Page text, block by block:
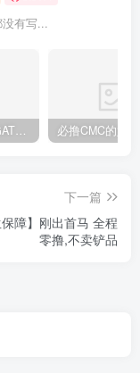
有写...
pi成功主网芝麻GATE是中文区首个可以现货交易的平台充提秒到已通过pi官方KYB认证
下一篇
保障】刚出首马 全程
零撸,不卖铲品